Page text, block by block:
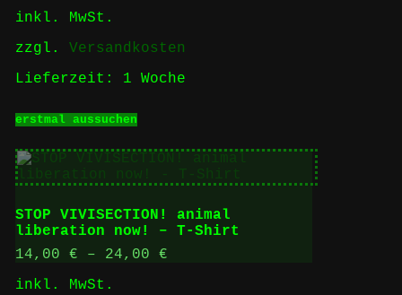
werden
inkl. MwSt.
zzgl. Versandkosten
Lieferzeit: 1 Woche
erstmal aussuchenProdukt
mehrere
Varianten
auf.
Die
Optionen
können
auf
STOP VIVISECTION! animal
liberation now! – T-Shirt
14,00 € – 24,00 €
inkl. MwSt.